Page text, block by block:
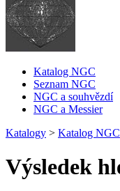
Katalog NGC
Seznam NGC
NGC a souhvězdí
NGC a Messier
Katalogy > Katalog NGC
Výsledek